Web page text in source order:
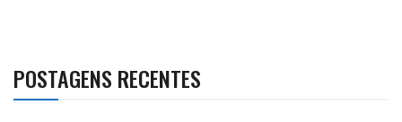
POSTAGENS RECENTES